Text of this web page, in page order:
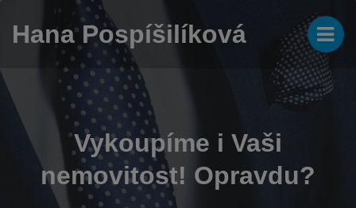
Hana Pospíšilíková
Vykoupíme i Vaši
nemovitost! Opravdu?